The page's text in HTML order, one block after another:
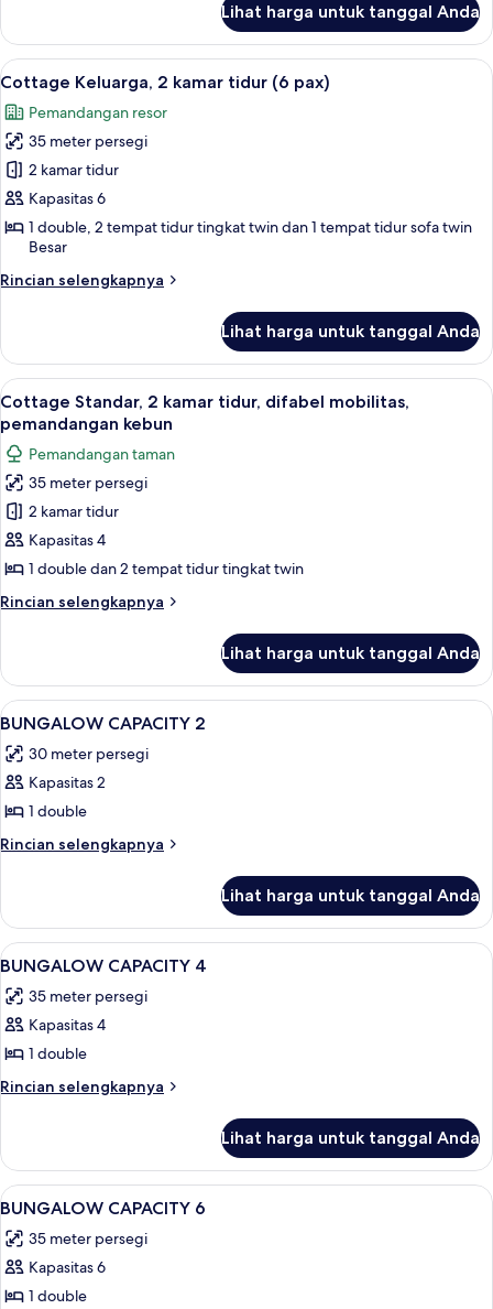
Cottage
Standar,
2
tidur
(4
pax)
Lihat harga untuk tanggal Anda
Lihat
semua
foto
untuk
Cottage
Keluarga,
2
kamar
tidur
16
Cottage Keluarga, 2 kamar tidur (6 pax)
Pemandangan resor
35 meter persegi
2 kamar tidur
Kapasitas 6
1 double, 2 tempat tidur tingkat twin dan 1 tempat tidur sofa twin
Besar
Rincian selengkapnya
Rincian
Cottage
Keluarga,
2
kamar
tidur
(6
pax)
Lihat harga untuk tanggal Anda
Lihat
semua
foto
untuk
Cottage
Standar,
2
kamar
tidur,
difabel
pemandangan
kebun
2 kamar tidur, tirai kedap cahaya,
7
Cottage Standar, 2 kamar tidur, difabel mobilitas,
pemandangan kebun
Pemandangan taman
35 meter persegi
2 kamar tidur
Kapasitas 4
1 double dan 2 tempat tidur tingkat twin
Rincian selengkapnya
Rincian
Cottage
Standar,
2
tidur,
difabel
pemandangan
kebun
Lihat harga untuk tanggal Anda
Lihat
semua
foto
untuk
BUNGALOW
CAPACITY
2 kamar tidur, tirai kedap cahaya,
8
BUNGALOW CAPACITY 2
30 meter persegi
Kapasitas 2
1 double
Rincian selengkapnya
Rincian
BUNGALOW
CAPACITY
2
Lihat harga untuk tanggal Anda
Lihat
semua
foto
untuk
BUNGALOW
CAPACITY
2 kamar tidur, tirai kedap cahaya,
11
BUNGALOW CAPACITY 4
35 meter persegi
Kapasitas 4
1 double
Rincian selengkapnya
Rincian
BUNGALOW
CAPACITY
4
Lihat harga untuk tanggal Anda
Lihat
semua
foto
untuk
BUNGALOW
2 kamar tidur, tirai kedap cahaya,
14
BUNGALOW CAPACITY 6
35 meter persegi
Kapasitas 6
1 double